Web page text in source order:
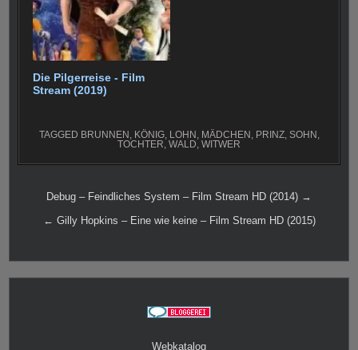
Die Pilgerreise - Film
Stream (2019)
TAGGED BRUNNEN , KÖNIG, LOHN , MÄDCHEN , PRINZ, SOHN ,
TOCHTER, WALD, WITWER
Beitragsnavigation
Debug – Feindliches System – Film Stream HD (2014) →
← Gilly Hopkins – Eine wie keine – Film Stream HD (2015)
Webkatalog